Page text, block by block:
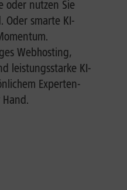
oder nutzen Sie
Oder smarte KI-
Webhosting,
leistungsstarke KI-
Experten-